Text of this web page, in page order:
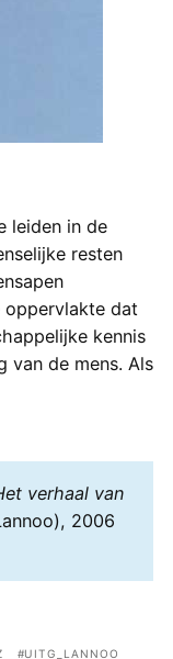
leiden in de
resten
dat
kennis
van de mens. Als
verhaal van
2006
UITG_LANNOO